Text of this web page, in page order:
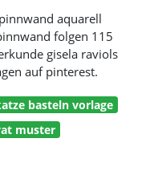
aquarell
folgen 115
gisela raviols
auf pinterest.
basteln vorlage
muster